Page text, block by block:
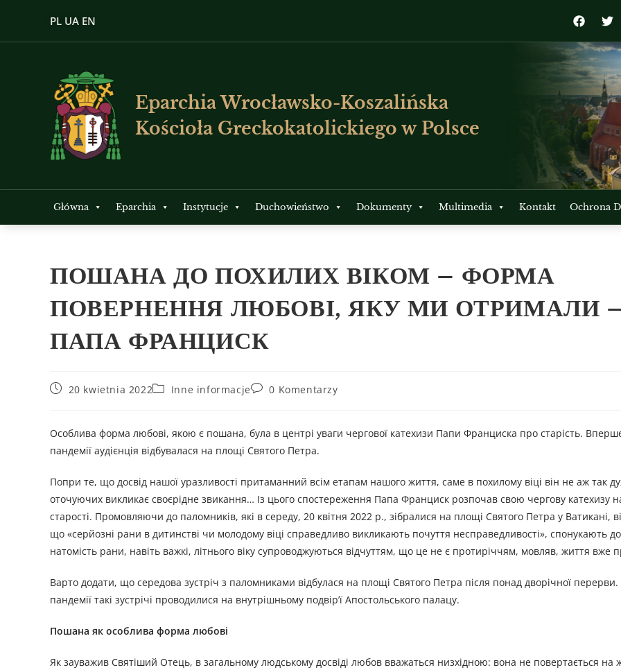
PL UA EN
Eparchia Wrocławsko-Koszalińska
Kościoła Greckokatolickiego w Polsce
Główna Eparchia Instytucje Duchowieństwo Dokumenty Multimedia Kontakt Ochrona
ПОШАНА ДО ПОХИЛИХ ВІКОМ – ФОРМА
ПОВЕРНЕННЯ ЛЮБОВІ, ЯКУ МИ ОТРИМАЛИ
ПАПА ФРАНЦИСК
20 kwietnia 2022 Inne informacje 0 Komentarzy
Особлива форма любові, якою є пошана, була в центрі уваги чергової катехизи Папи Франциска про старість.
пандемії аудієнція відбувалася на площі Святого Петра.
Попри те, що досвід нашої уразливості притаманний всім етапам нашого життя, саме в похилому віці він не аж так
оточуючих викликає своєрідне звикання… Із цього спостереження Папа Франциск розпочав свою чергову катехизу
старості. Промовляючи до паломників, які в середу, 20 квітня 2022 р., зібралися на площі Святого Петра у Ватикані,
що «серйозні рани в дитинстві чи молодому віці справедливо викликають почуття несправедливості», спонукають
натомість рани, навіть важкі, літнього віку супроводжуються відчуттям, що це не є протиріччям, мовляв, життя вже
Варто додати, що середова зустріч з паломниками відбулася на площі Святого Петра після понад дворічної перерви.
пандемії такі зустрічі проводилися на внутрішньому подвір’ї Апостольського палацу.
Пошана як особлива форма любові
Як зауважив Святіший Отець, в загальному людському досвіді любов вважаться низхідною: вона не повертається на